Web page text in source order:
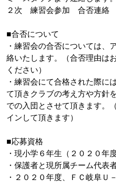
２次 練習会参加 合否連絡
■合否について
・練習会の合否については、
絡いたします。（合否理由は
ください）
・練習会にて合格された際に
て頂きクラブの考え方や方針
での入団とさせて頂きます。
インして頂きます）
■応募資格
・現小学６年生（２０２０年
・保護者と現所属チーム代表
・２０２０年度、ＦＣ岐阜Ｕ